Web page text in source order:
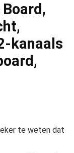
kanaals
te weten dat